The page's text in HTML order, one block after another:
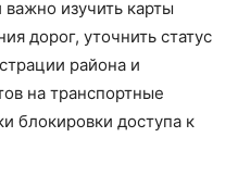
изучить карты
дорог, уточнить статус
района и
на транспортные
блокировки доступа к